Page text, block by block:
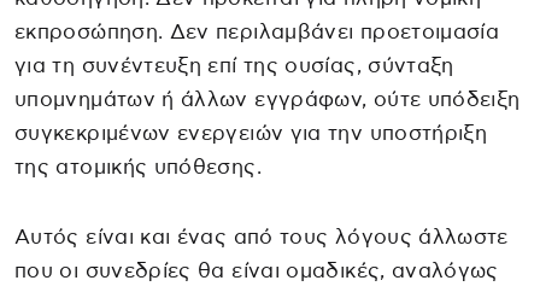
εκπροσώπηση. Δεν περιλαμβάνει προετοιμασία
για τη συνέντευξη επί της ουσίας, σύνταξη
υπομνημάτων ή άλλων εγγράφων, ούτε υπόδειξη
συγκεκριμένων ενεργειών για την υποστήριξη
της ατομικής υπόθεσης.
Αυτός είναι και ένας από τους λόγους άλλωστε
που οι συνεδρίες θα είναι ομαδικές, αναλόγως